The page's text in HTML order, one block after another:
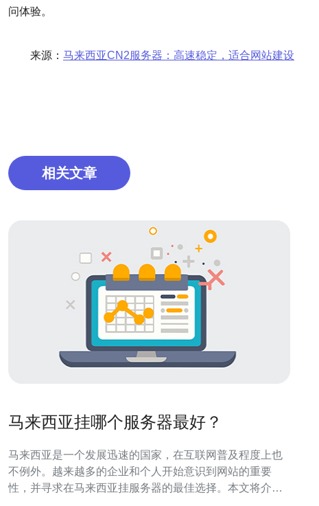
问体验。
来源： 马来西亚CN2服务器：高速稳定，适合网站建设
相关文章
马来西亚挂哪个服务器最好？
马来西亚是一个发展迅速的国家，在互联网普及程度上也
不例外。越来越多的企业和个人开始意识到网站的重要
性，并寻求在马来西亚挂服务器的最佳选择。本文将介绍